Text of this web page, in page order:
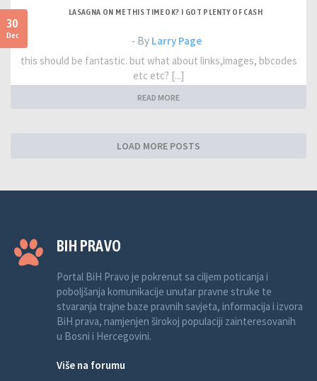
30
Dec
LASAGNA ON ME THIS TIME OK? I GOT PLENTY OF CASH
- By Larry Page
this should be fantastic. but what about links,images, bbcodes
etc etc? [...]
READ MORE
LOAD MORE POSTS
BIH PRAVO
Portal BiH Pravo je pokrenut sa ciljem poticanja i
poboljšanja komunikacije unutar pravne struke te
stvaranja trajne baze pravnih savjeta, informacija i izvora
BiH prava, namjenjen širokoj populaciji zainteresovanih
u Bosni i Hercegovini.
Više na forumu